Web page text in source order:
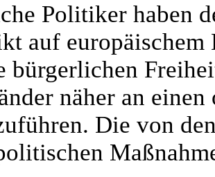
Politiker haben
auf europäischem
bürgerlichen
näher an
Die von